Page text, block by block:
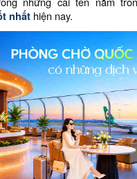
nhất hiện nay.